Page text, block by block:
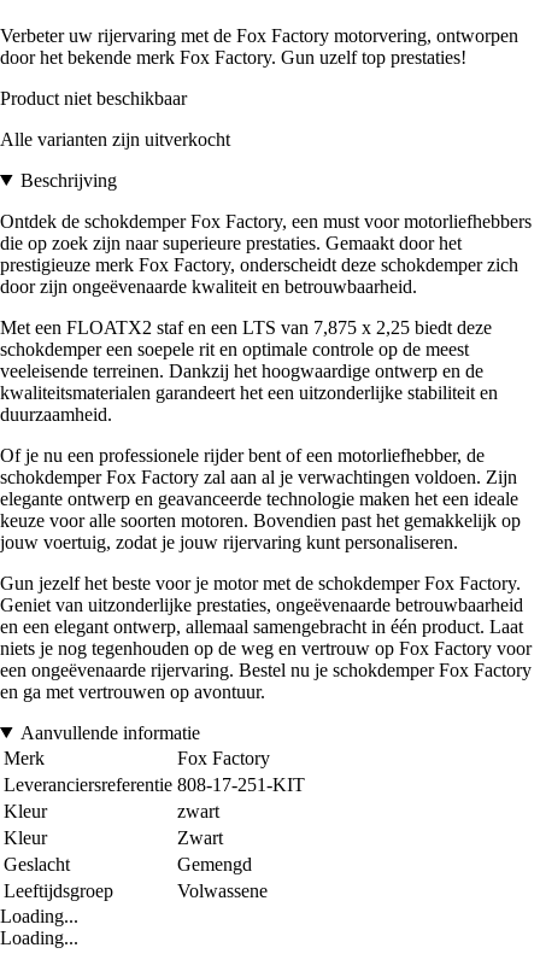
Verbeter uw rijervaring met de Fox Factory motorvering, ontworpen
door het bekende merk Fox Factory. Gun uzelf top prestaties!
Product niet beschikbaar
Alle varianten zijn uitverkocht
Beschrijving
Ontdek de schokdemper Fox Factory, een must voor motorliefhebbers
die op zoek zijn naar superieure prestaties. Gemaakt door het
prestigieuze merk Fox Factory, onderscheidt deze schokdemper zich
door zijn ongeëvenaarde kwaliteit en betrouwbaarheid.
Met een FLOATX2 staf en een LTS van 7,875 x 2,25 biedt deze
schokdemper een soepele rit en optimale controle op de meest
veeleisende terreinen. Dankzij het hoogwaardige ontwerp en de
kwaliteitsmaterialen garandeert het een uitzonderlijke stabiliteit en
duurzaamheid.
Of je nu een professionele rijder bent of een motorliefhebber, de
schokdemper Fox Factory zal aan al je verwachtingen voldoen. Zijn
elegante ontwerp en geavanceerde technologie maken het een ideale
keuze voor alle soorten motoren. Bovendien past het gemakkelijk op
jouw voertuig, zodat je jouw rijervaring kunt personaliseren.
Gun jezelf het beste voor je motor met de schokdemper Fox Factory.
Geniet van uitzonderlijke prestaties, ongeëvenaarde betrouwbaarheid
en een elegant ontwerp, allemaal samengebracht in één product. Laat
niets je nog tegenhouden op de weg en vertrouw op Fox Factory voor
een ongeëvenaarde rijervaring. Bestel nu je schokdemper Fox Factory
en ga met vertrouwen op avontuur.
Aanvullende informatie
Merk
Fox Factory
Leveranciersreferentie 808-17-251-KIT
Kleur
zwart
Kleur
Zwart
Geslacht
Gemengd
Leeftijdsgroep
Volwassene
Loading...
Loading...